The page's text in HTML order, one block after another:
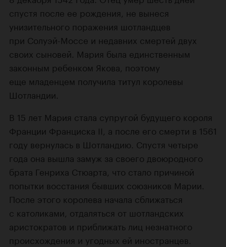
спустя после ее рождения, не вынеся
унизительного поражения шотландцев
при Солуэй-Моссе и недавних смертей двух
своих сыновей. Мария была единственным
законным ребенком Якова, поэтому
еще младенцем получила титул королевы
Шотландии.
В 15 лет Мария стала супругой будущего короля
Франции Франциска II, а после его смерти в 1561
году вернулась в Шотландию. Спустя четыре
года она вышла замуж за своего двоюродного
брата Генриха Стюарта, что стало причиной
попытки восстания бывших союзников Марии.
После этого королева начала сближаться
с католиками, отдаляться от шотландских
аристократов и приближать лиц незнатного
происхождения и угодных ей иностранцев.